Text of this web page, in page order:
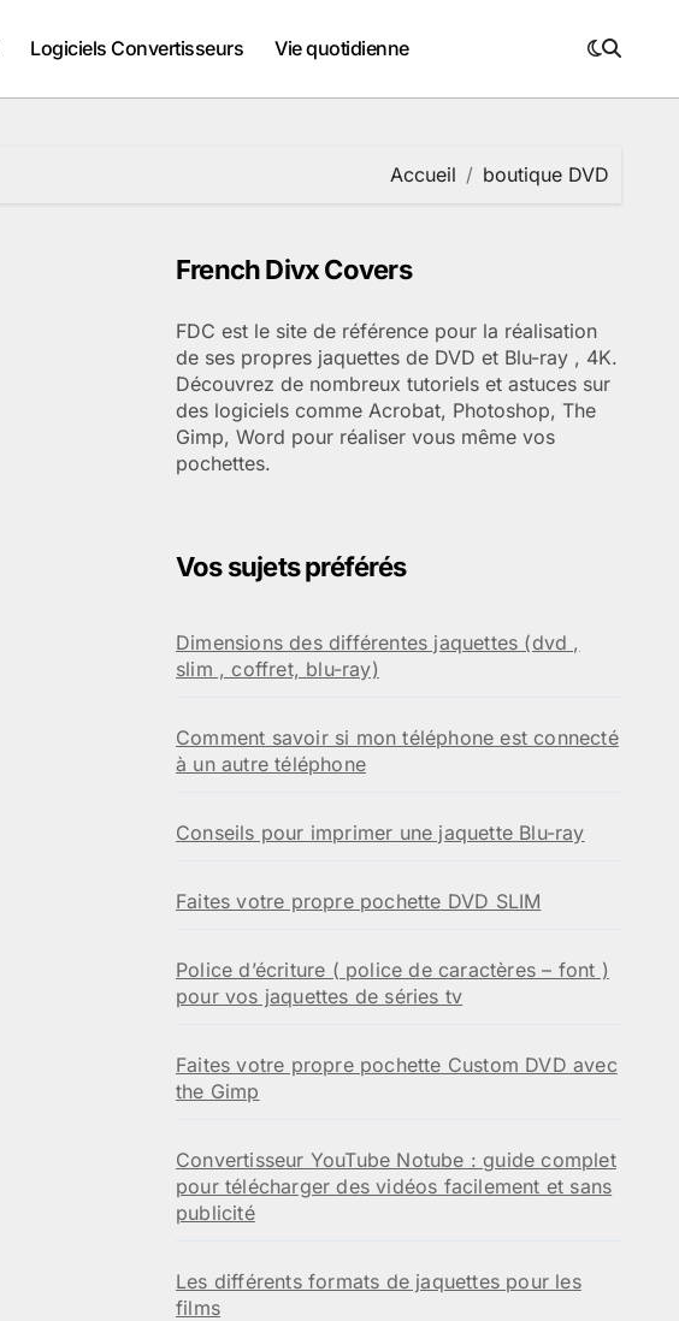
Logiciels Convertisseurs Vie quotidienne
Accueil boutique DVD
French Divx Covers
FDC est le site de référence pour la réalisation
de ses propres jaquettes de DVD et Blu-ray , 4K.
Découvrez de nombreux tutoriels et astuces sur
des logiciels comme Acrobat, Photoshop, The
Gimp, Word pour réaliser vous même vos
pochettes.
Vos sujets préférés
Dimensions des différentes jaquettes (dvd ,
slim , coffret, blu-ray)
Comment savoir si mon téléphone est connecté
à un autre téléphone
Conseils pour imprimer une jaquette Blu-ray
Faites votre propre pochette DVD SLIM
Police d’écriture ( police de caractères – font )
pour vos jaquettes de séries tv
Faites votre propre pochette Custom DVD avec
the Gimp
Convertisseur YouTube Notube : guide complet
pour télécharger des vidéos facilement et sans
publicité
Les différents formats de jaquettes pour les
films